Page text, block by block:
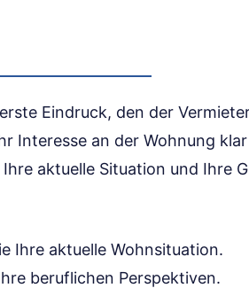
Eindruck, den der
Interesse an der Wohnung
aktuelle Situation und Ihre
Ihre aktuelle Wohnsituation.
beruflichen Perspektiven.